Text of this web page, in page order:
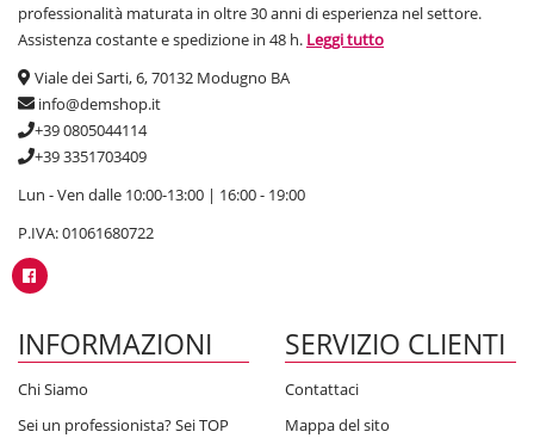
professionalità maturata in oltre 30 anni di esperienza nel settore.
Assistenza costante e spedizione in 48 h. Leggi tutto
Viale dei Sarti, 6, 70132 Modugno BA
info@demshop.it
+39 0805044114
+39 3351703409
Lun - Ven dalle 10:00-13:00 | 16:00 - 19:00
P.IVA: 01061680722
INFORMAZIONI
Chi Siamo
Sei un professionista? Sei TOP
SERVIZIO CLIENTI
Contattaci
Mappa del sito